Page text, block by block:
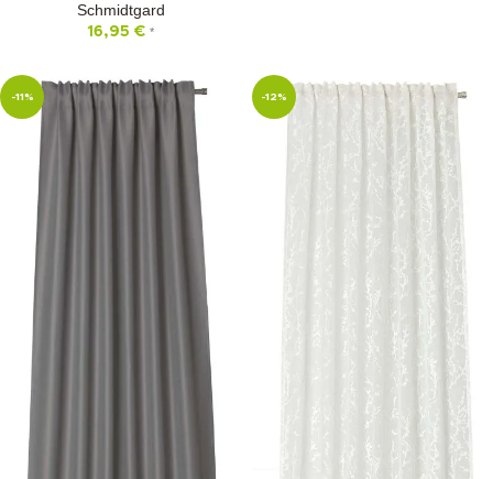
Schmidtgard
16,95 € *
-11% -12%